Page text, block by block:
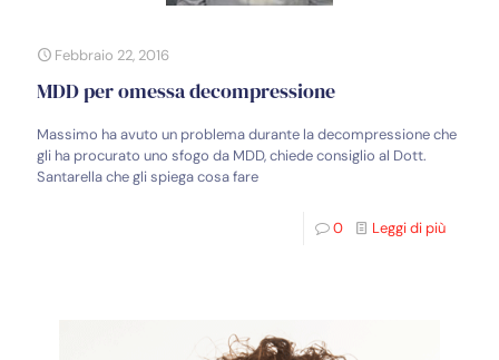
Febbraio 22, 2016
MDD per omessa decompressione
Massimo ha avuto un problema durante la decompressione che
gli ha procurato uno sfogo da MDD, chiede consiglio al Dott.
Santarella che gli spiega cosa fare
0 Leggi di più